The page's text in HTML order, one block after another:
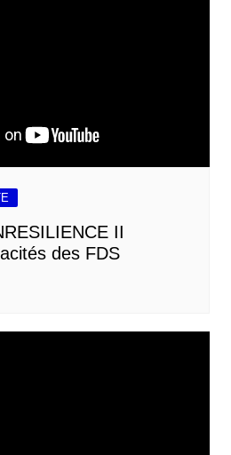
II
des FDS